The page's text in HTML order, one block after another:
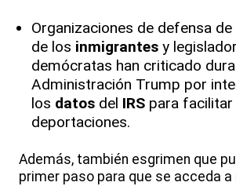
Organizaciones de defensa de
de los inmigrantes y
demócratas han criticado
Administración Trump por
los datos del IRS para facilitar
deportaciones.
Además, también esgrimen que
primer paso para que se acceda a